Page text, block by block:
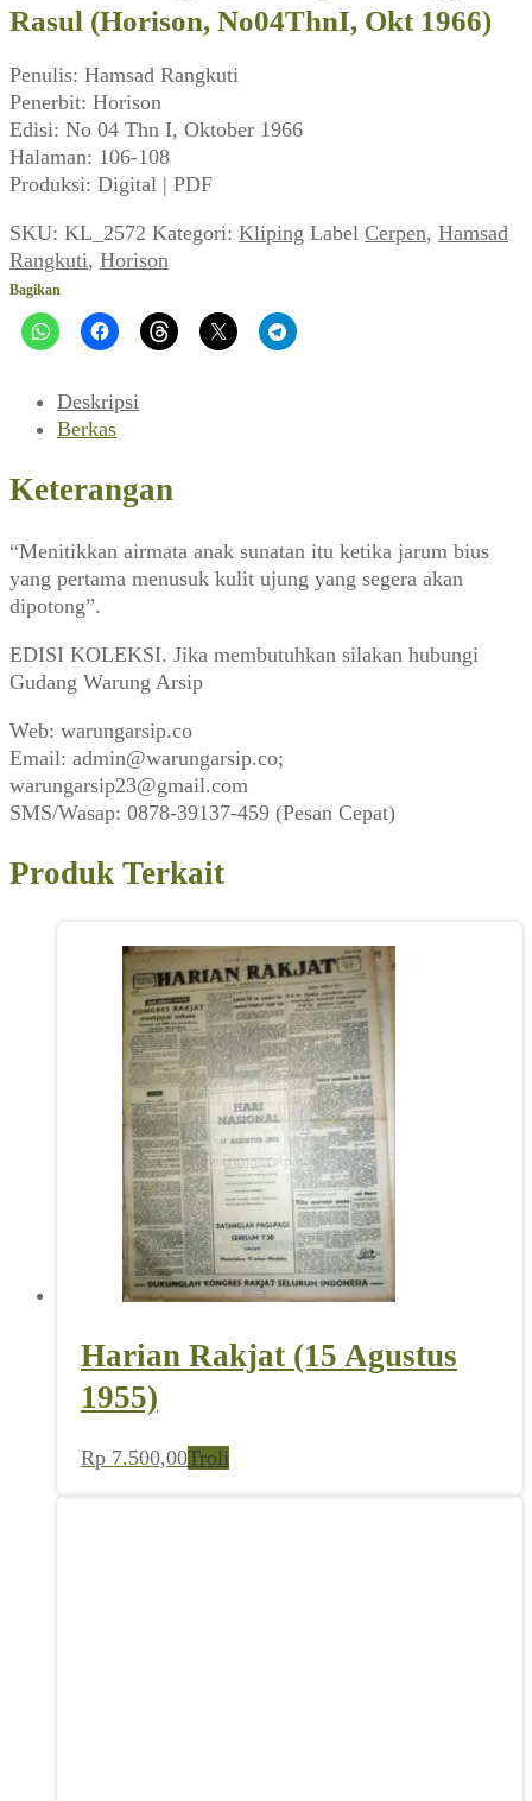
Rasul (Horison, No04ThnI, Okt 1966)
Penulis: Hamsad Rangkuti
Penerbit: Horison
Edisi: No 04 Thn I, Oktober 1966
Halaman: 106-108
Produksi: Digital | PDF
SKU: KL_2572 Kategori: Kliping Label Cerpen, Hamsad
Rangkuti, Horison
Bagikan
Deskripsi
Berkas
Keterangan
“Menitikkan airmata anak sunatan itu ketika jarum bius
yang pertama menusuk kulit ujung yang segera akan
dipotong”.
EDISI KOLEKSI. Jika membutuhkan silakan hubungi
Gudang Warung Arsip
Web: warungarsip.co
Email: admin@warungarsip.co;
warungarsip23@gmail.com
SMS/Wasap: 0878-39137-459 (Pesan Cepat)
Produk Terkait
Harian Rakjat (15 Agustus
1955)
Rp 7.500,00Troli